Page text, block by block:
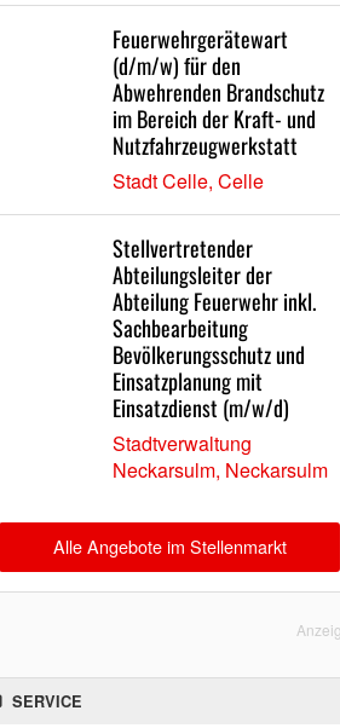
Feuerwehrgerätewart
(d/m/w) für den
Abwehrenden Brandschutz
im Bereich der Kraft- und
Nutzfahrzeugwerkstatt
Stadt Celle, Celle
Stellvertretender
Abteilungsleiter der
Abteilung Feuerwehr inkl.
Sachbearbeitung
Bevölkerungsschutz und
Einsatzplanung mit
Einsatzdienst (m/w/d)
Stadtverwaltung
Neckarsulm, Neckarsulm
Alle Angebote im Stellenmarkt
SERVICE